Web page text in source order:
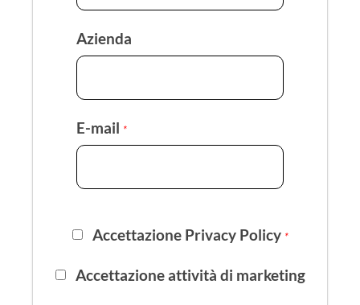
Azienda
E-mail *
Accettazione Privacy Policy *
Accettazione attività di marketing